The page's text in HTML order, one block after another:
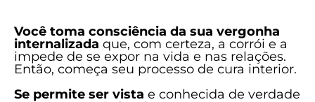
Você toma consciência da sua vergonha
internalizada que, com certeza, a corrói e a
impede de se expor na vida e nas relações.
Então, começa seu processo de cura interior.
Se permite ser vista e conhecida de verdade